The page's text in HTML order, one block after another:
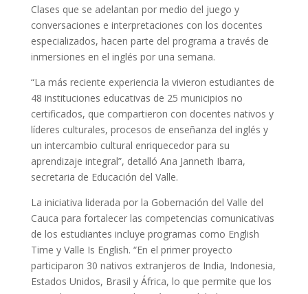
Clases que se adelantan por medio del juego y
conversaciones e interpretaciones con los docentes
especializados, hacen parte del programa a través de
inmersiones en el inglés por una semana.
“La más reciente experiencia la vivieron estudiantes de
48 instituciones educativas de 25 municipios no
certificados, que compartieron con docentes nativos y
líderes culturales, procesos de enseñanza del inglés y
un intercambio cultural enriquecedor para su
aprendizaje integral”, detalló Ana Janneth Ibarra,
secretaria de Educación del Valle.
La iniciativa liderada por la Gobernación del Valle del
Cauca para fortalecer las competencias comunicativas
de los estudiantes incluye programas como English
Time y Valle Is English. “En el primer proyecto
participaron 30 nativos extranjeros de India, Indonesia,
Estados Unidos, Brasil y África, lo que permite que los